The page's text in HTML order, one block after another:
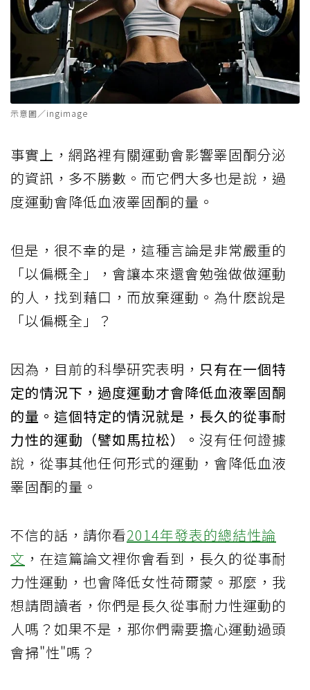
示意圖／ingimage
事實上，網路裡有關運動會影響睪固酮分泌
的資訊，多不勝數。而它們大多也是說，過
度運動會降低血液睪固酮的量。
但是，很不幸的是，這種言論是非常嚴重的
「以偏概全」，會讓本來還會勉強做做運動
的人，找到藉口，而放棄運動。為什麽說是
「以偏概全」？
因為，目前的科學研究表明， 只有在一個特
定的情況下，過度運動才會降低血液睪固酮
的量。這個特定的情況就是，長久的從事耐
力性的運動（譬如馬拉松）。 沒有任何證據
說，從事其他任何形式的運動，會降低血液
睪固酮的量。
不信的話，請你看2014年發表的總結性論
文 ，在這篇論文裡你會看到，長久的從事耐
力性運動，也會降低女性荷爾蒙。那麼，我
想請問讀者，你們是長久從事耐力性運動的
人嗎？如果不是，那你們需要擔心運動過頭
會掃"性"嗎？